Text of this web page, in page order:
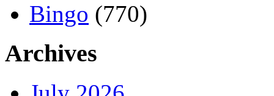
Bingo (770)
Archives